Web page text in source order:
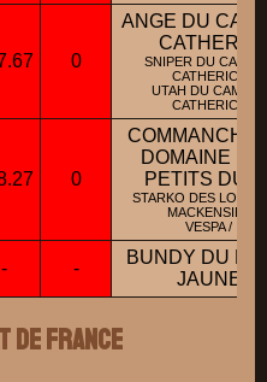
0
ANGE DU
CATHERIC
SNIPER DU CAMI
CATHERIC /
UTAH DU CAMI DE
CATHERIC /
0
COMMANCHE
DOMAINE
PETITS
STARKO DES LOUPS
MACKENSIE /
VESPA /
- -
BUNDY DU
JAUNE
de France